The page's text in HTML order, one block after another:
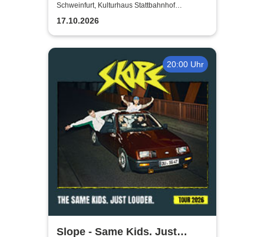
Schweinfurt, Kulturhaus Stattbahnhof
Schweinfurt
17.10.2026
20:00 Uhr
Slope - Same Kids. Just